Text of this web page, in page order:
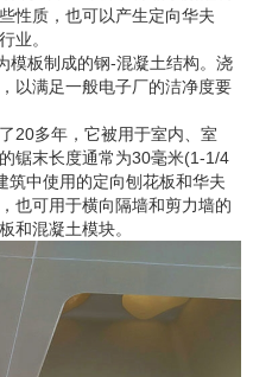
性质，也可以产生定向华夫
业。
板制成的钢-混凝土结构。浇
以满足一般电子厂的洁净度要
多年，它被用于室内、室
锯末长度通常为30毫米(1-1/4
中使用的定向刨花板和华夫
也可用于横向隔墙和剪力墙的
和混凝土模块。